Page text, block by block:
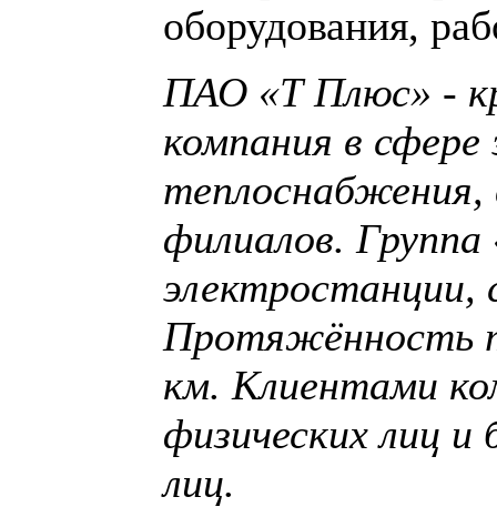
оборудования,
ПАО «Т Плюс» -
компания в сфере
филиалов.
Протяжённость
км. Клиентами
физических лиц и
лиц.